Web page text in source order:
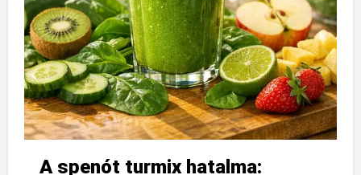
A spenót turmix hatalma: